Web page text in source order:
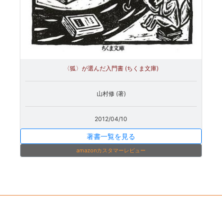
〈狐〉が選んだ入門書 (ちくま文庫)
山村修 (著)
2012/04/10
著書一覧を見る
amazonカスタマーレビュー